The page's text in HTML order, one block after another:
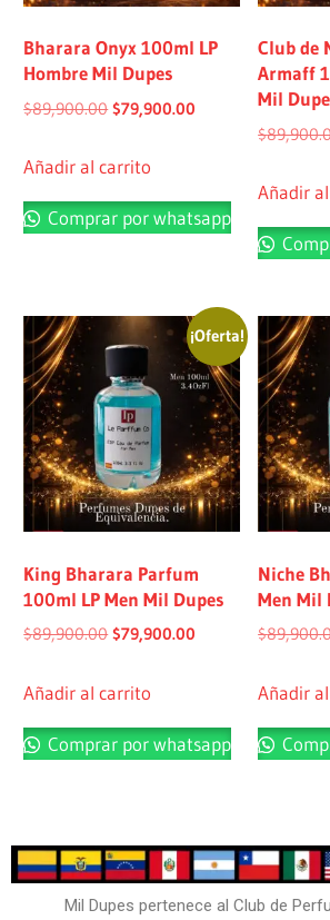
Bharara Onyx 100ml LP
Hombre Mil Dupes
$89,900.00 $79,900.00
Añadir al carrito
Comprar por whatsapp
Club de
Armaff
Mil
$
Añadir
¡Oferta!
King Bharara Parfum
100ml LP Men Mil Dupes
$89,900.00 $79,900.00
Añadir al carrito
Comprar por whatsapp
Niche
Men Mil
$
Añadir
Mil Dupes pertenece al Club de